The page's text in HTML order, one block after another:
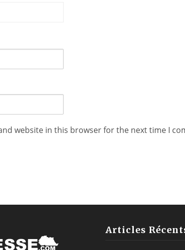
website in this browser for the next time I
Articles